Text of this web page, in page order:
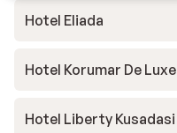
Hotel Eliada
Hotel Korumar De Luxe
Hotel Liberty Kusadasi